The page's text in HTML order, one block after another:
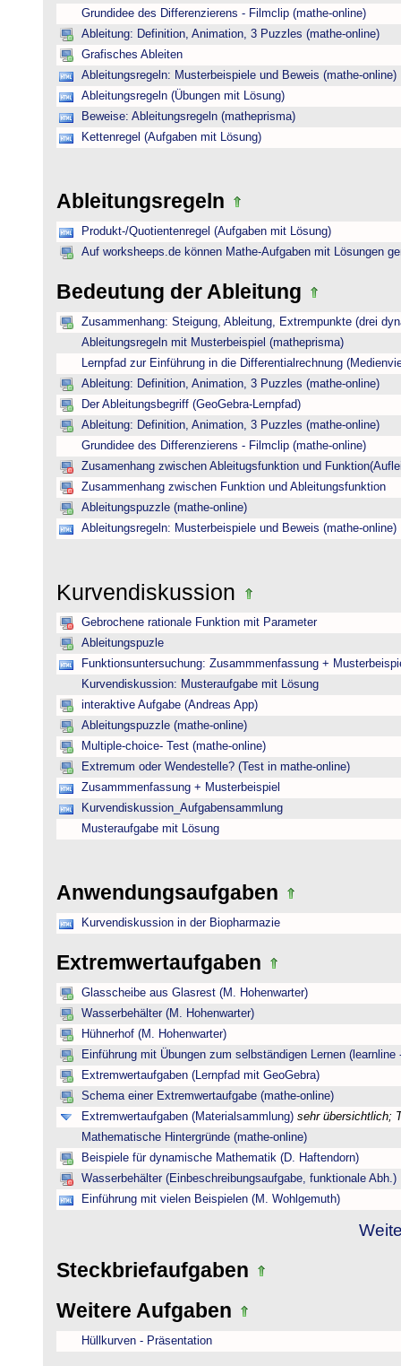
Grundidee des Differenzierens - Filmclip (mathe-online)
Ableitung: Definition, Animation, 3 Puzzles (mathe-online)
Grafisches Ableiten
Ableitungsregeln: Musterbeispiele und Beweis (mathe-online)
Ableitungsregeln (Übungen mit Lösung)
Beweise: Ableitungsregeln (matheprisma)
Kettenregel (Aufgaben mit Lösung)
Ableitungsregeln
Produkt-/Quotientenregel (Aufgaben mit Lösung)
Auf worksheeps.de können Mathe-Aufgaben mit Lösungen
Bedeutung der Ableitung
Zusammenhang: Steigung, Ableitung, Extrempunkte (drei
Ableitungsregeln mit Musterbeispiel (matheprisma)
Lernpfad zur Einführung in die Differentialrechnung
Ableitung: Definition, Animation, 3 Puzzles (mathe-online)
Der Ableitungsbegriff (GeoGebra-Lernpfad)
Ableitung: Definition, Animation, 3 Puzzles (mathe-online)
Grundidee des Differenzierens - Filmclip (mathe-online)
Zusamenhang zwischen Ableitugsfunktion und
Zusammenhang zwischen Funktion und Ableitungsfunktion
Ableitungspuzzle (mathe-online)
Ableitungsregeln: Musterbeispiele und Beweis (mathe-online)
Kurvendiskussion
Gebrochene rationale Funktion mit Parameter
Ableitungspuzle
Funktionsuntersuchung: Zusammmenfassung +
Kurvendiskussion: Musteraufgabe mit Lösung
interaktive Aufgabe (Andreas App)
Ableitungspuzzle (mathe-online)
Multiple-choice- Test (mathe-online)
Extremum oder Wendestelle? (Test in mathe-online)
Zusammmenfassung + Musterbeispiel
Kurvendiskussion_Aufgabensammlung
Musteraufgabe mit Lösung
Anwendungsaufgaben
Kurvendiskussion in der Biopharmazie
Extremwertaufgaben
Glasscheibe aus Glasrest (M. Hohenwarter)
Wasserbehälter (M. Hohenwarter)
Hühnerhof (M. Hohenwarter)
Einführung mit Übungen zum selbständigen Lernen (learnline
Extremwertaufgaben (Lernpfad mit GeoGebra)
Schema einer Extremwertaufgabe (mathe-online)
Extremwertaufgaben (Materialsammlung) sehr übersichtlich;
Mathematische Hintergründe (mathe-online)
Beispiele für dynamische Mathematik (D. Haftendorn)
Wasserbehälter (Einbeschreibungsaufgabe, funktionale Abh.)
Einführung mit vielen Beispielen (M. Wohlgemuth)
Steckbriefaufgaben
Weitere Aufgaben
Hüllkurven - Präsentation